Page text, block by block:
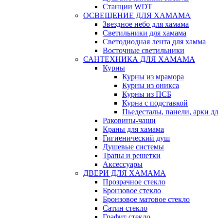
Станции WDT
ОСВЕЩЕНИЕ ДЛЯ ХАМАМА
Звездное небо для хамама
Светильники для хамама
Светодиодная лента для хамма
Восточные светильники
САНТЕХНИКА ДЛЯ ХАМАМА
Курны
Курны из мрамора
Курны из оникса
Курны из ПСБ
Курна с подставкой
Пьедесталы, панели, арки
Раковины-чаши
Краны для хамама
Гигиенический душ
Душевые системы
Трапы и решетки
Аксессуары
ДВЕРИ ДЛЯ ХАМАМА
Прозрачное стекло
Бронзовое стекло
Бронзовое матовое стекло
Сатин стекло